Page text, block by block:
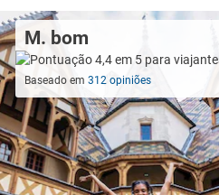
M. bom
Baseado em312 opiniões